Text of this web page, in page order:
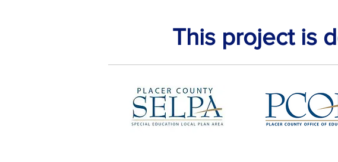
This project is